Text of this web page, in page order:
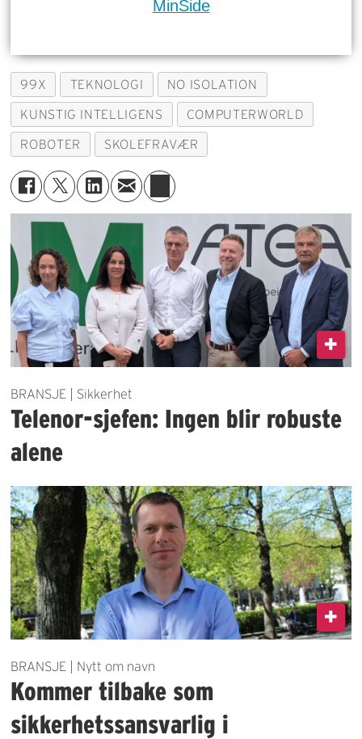
MinSide
99X TEKNOLOGI NO ISOLATION
KUNSTIG INTELLIGENS COMPUTERWORLD
ROBOTER SKOLEFRAVÆR
BRANSJE | Sikkerhet
Telenor-sjefen: Ingen blir robuste
alene
BRANSJE | Nytt om navn
Kommer tilbake som
sikkerhetssansvarlig i